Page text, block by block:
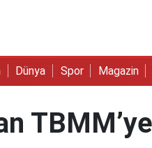
Dünya Spor Magazin